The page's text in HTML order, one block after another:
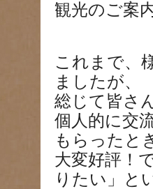
観光のご案
これまで、
ましたが、
総じて皆さ
個人的に交
もらったと
大変好評！
りたい」と